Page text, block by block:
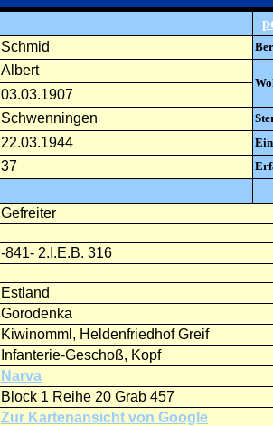
Schmid
Albert
03.03.1907
Schwenningen
22.03.1944
37
Gefreiter
-841- 2.I.E.B. 316
Estland
Gorodenka
Kiwinomml, Heldenfriedhof Greif
Infanterie-Geschoß, Kopf
Narva
Block 1 Reihe 20 Grab 457
Zur Kartenansicht von Google